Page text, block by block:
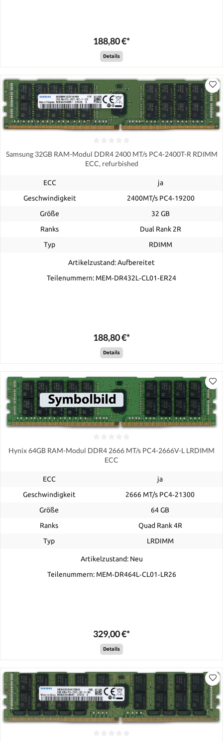
188,80 €*
Details
Samsung 32GB RAM-Modul DDR4 2400 MT/s PC4-2400T-R RDIMM
ECC, refurbished
ECC
ja
Geschwindigkeit
2400MT/s PC4‑19200
Größe
32 GB
Ranks
Dual Rank 2R
Typ
RDIMM
Artikelzustand: Aufbereitet
Teilenummern: MEM‐DR432L‐CL01‐ER24
188,80 €*
Details
Hynix 64GB RAM-Modul DDR4 2666 MT/s PC4-2666V-L LRDIMM
ECC
ECC
ja
Geschwindigkeit
2666 MT/s PC4‑21300
Größe
64 GB
Ranks
Quad Rank 4R
Typ
LRDIMM
Artikelzustand: Neu
Teilenummern: MEM‐DR464L‐CL01‐LR26
329,00 €*
Details